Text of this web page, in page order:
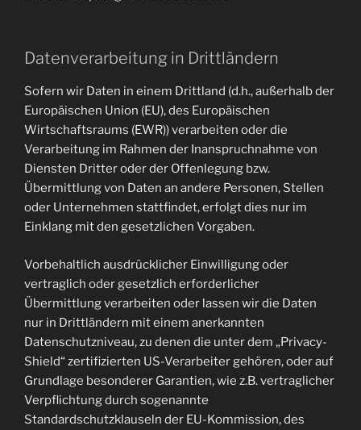
Datenverarbeitung in Drittländern
Sofern wir Daten in einem Drittland (d.h., außerhalb der
Europäischen Union (EU), des Europäischen
Wirtschaftsraums (EWR)) verarbeiten oder die
Verarbeitung im Rahmen der Inanspruchnahme von
Diensten Dritter oder der Offenlegung bzw.
Übermittlung von Daten an andere Personen, Stellen
oder Unternehmen stattfindet, erfolgt dies nur im
Einklang mit den gesetzlichen Vorgaben.
Vorbehaltlich ausdrücklicher Einwilligung oder
vertraglich oder gesetzlich erforderlicher
Übermittlung verarbeiten oder lassen wir die Daten
nur in Drittländern mit einem anerkannten
Datenschutzniveau, zu denen die unter dem „Privacy-
Shield“ zertifizierten US-Verarbeiter gehören, oder auf
Grundlage besonderer Garantien, wie z.B. vertraglicher
Verpflichtung durch sogenannte
Standardschutzklauseln der EU-Kommission, des